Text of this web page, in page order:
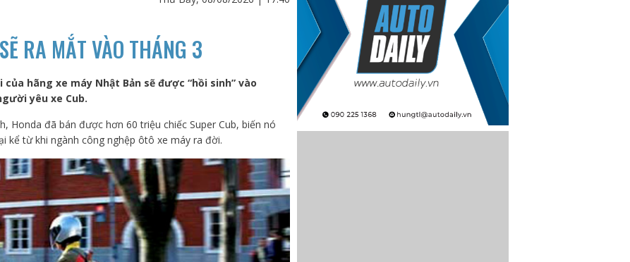
RA MẮT VÀO THÁNG 3
của hãng xe máy Nhật Bản sẽ được “hồi sinh” vào
yêu xe Cub.
Honda đã bán được hơn 60 triệu chiếc Super Cub, biến nó
kể từ khi ngành công nghệp ôtô xe máy ra đời.